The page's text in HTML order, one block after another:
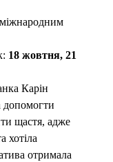
міжнародним
18 жовтня, 21
Карін
допомогти
щастя, адже
хотіла
отримала